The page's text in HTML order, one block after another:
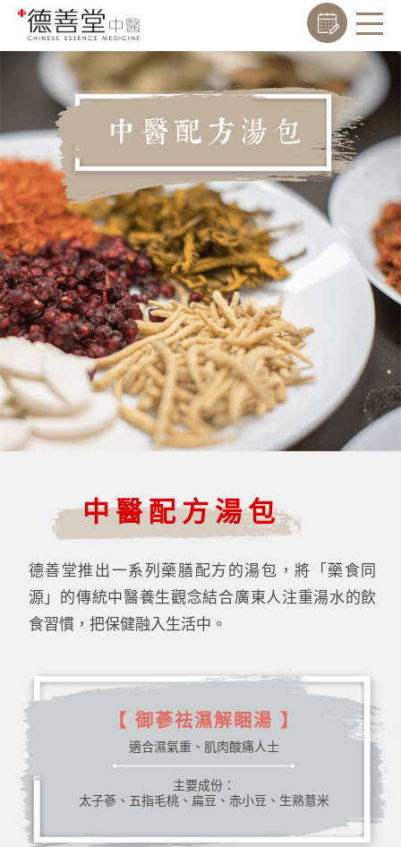
中醫配方湯包
德善堂推出一系列藥膳配方的湯包，將「藥食同
源」的傳統中醫養生觀念結合廣東人注重湯水的飲
食習慣，把保健融入生活中。
【 御蔘祛濕解睏湯 】
適合濕氣重、肌肉酸痛人士
主要成份：
太子蔘、五指毛桃、扁豆、赤小豆、生熟薏米